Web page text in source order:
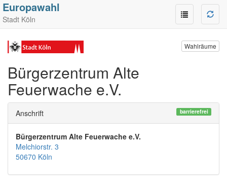
Europawahl
Stadt Köln
Wahlräume
Bürgerzentrum Alte
Feuerwache e.V.
Anschrift barrierefrei
Bürgerzentrum Alte Feuerwache e.V.
Melchiorstr. 3
50670 Köln